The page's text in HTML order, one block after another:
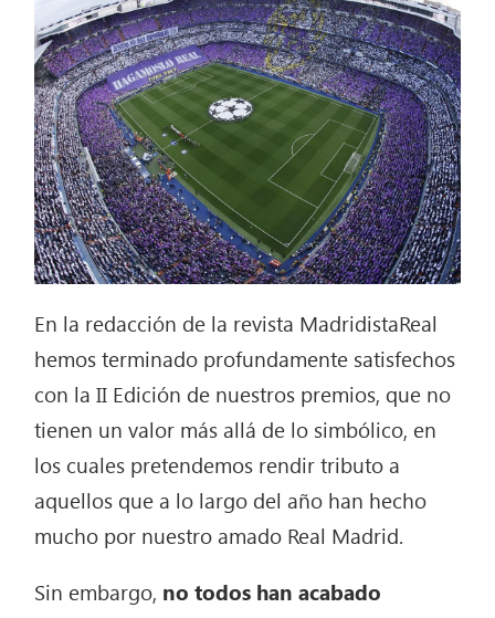
En la redacción de la revista MadridistaReal
hemos terminado profundamente satisfechos
con la II Edición de nuestros premios, que no
tienen un valor más allá de lo simbólico, en
los cuales pretendemos rendir tributo a
aquellos que a lo largo del año han hecho
mucho por nuestro amado Real Madrid.
Sin embargo, no todos han acabado